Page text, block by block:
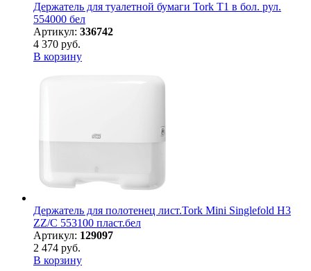
Держатель для туалетной бумаги Tork Т1 в бол. рул.
554000 бел
Артикул: 336742
4 370 руб.
В корзину
Держатель для полотенец лист.Tork Mini Singlefold H3
ZZ/С 553100 пласт.бел
Артикул: 129097
2 474 руб.
В корзину